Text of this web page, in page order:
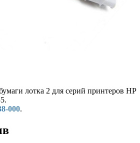
лотка 2 для серий принтеров HP
000.